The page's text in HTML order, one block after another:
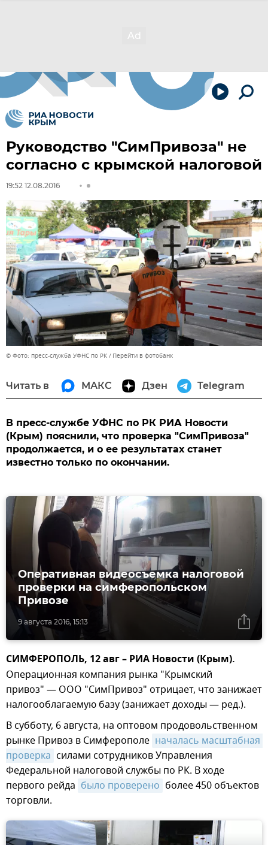
Руководство "СимПривоза" не
согласно с крымской налоговой
19:52 12.08.2016
© Фото: пресс-служба УФНС по РК Перейти в фотобанк
Читать в МАКС Дзен Telegram
В пресс-службе УФНС по РК РИА Новости
(Крым) пояснили, что проверка "СимПривоза"
продолжается, и о ее результатах станет
известно только по окончании.
9 августа 2016, 15:13
Оперативная видеосъемка налоговой
проверки на симферопольском
Привозе
СИМФЕРОПОЛЬ, 12 авг – РИА Новости (Крым).
Операционная компания рынка "Крымский
привоз" — ООО "СимПривоз" отрицает, что занижает
налогооблагаемую базу (занижает доходы — ред.).
В субботу, 6 августа, на оптовом продовольственном
рынке Привоз в Симферополе началась масштабная
проверка силами сотрудников Управления
Федеральной налоговой службы по РК. В ходе
первого рейда было проверено более 450 объектов
торговли.